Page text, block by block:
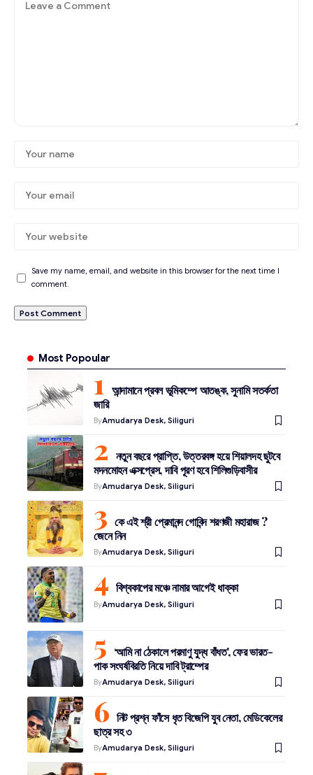
Save my name, email, and website in this browser for the next time I
comment.
Most Popoular
আন্দামানে প্রবল ভূমিকম্পে আতঙ্ক, সুনামি সতর্কতা
জারি
ByAmudarya Desk, Siliguri
নতুন বছরে প্রাপ্তি, উত্তরবঙ্গ হয়ে শিয়ালদহ ছুটবে
মদনমোহন এক্সপ্রেস, দাবি পূরণ হবে শিলিগুড়িবাসীর
ByAmudarya Desk, Siliguri
কে এই শ্রী প্রেমানন্দ গোবিন্দ শরণজী মহারাজ ?
জেনে নিন
ByAmudarya Desk, Siliguri
বিশ্বকাপের মঞ্চে নামার আগেই ধাক্কা
ByAmudarya Desk, Siliguri
‘আমি না ঠেকালে পরমাণু যুদ্ধ বাঁধত’, ফের ভারত-
পাক সংঘর্ষবিরতি নিয়ে দাবি ট্রাম্পের
ByAmudarya Desk, Siliguri
নিট প্রশ্ন ফাঁসে ধৃত বিজেপি যুব নেতা, মেডিকেলের
ছাত্র সহ ৩
ByAmudarya Desk, Siliguri